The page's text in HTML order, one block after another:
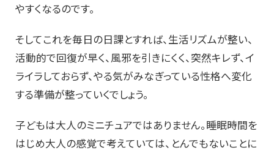
やすくなるのです。
そしてこれを毎日の日課とすれば、生活リズムが整い、
活動的で回復が早く、風邪を引きにくく、突然キレず、イ
ライラしておらず、やる気がみなぎっている性格へ変化
する準備が整っていくでしょう。
子どもは大人のミニチュアではありません。睡眠時間を
はじめ大人の感覚で考えていては、とんでもないことに